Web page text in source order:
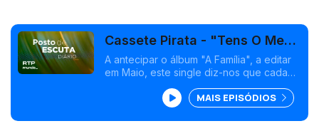
Cassete Pirata - "Tens O Meu
Coração"
A antecipar o álbum "A Família", a editar
em Maio, este single diz-nos que cada
tanto de luz como de sombra.<br />
MAIS EPISÓDIOS